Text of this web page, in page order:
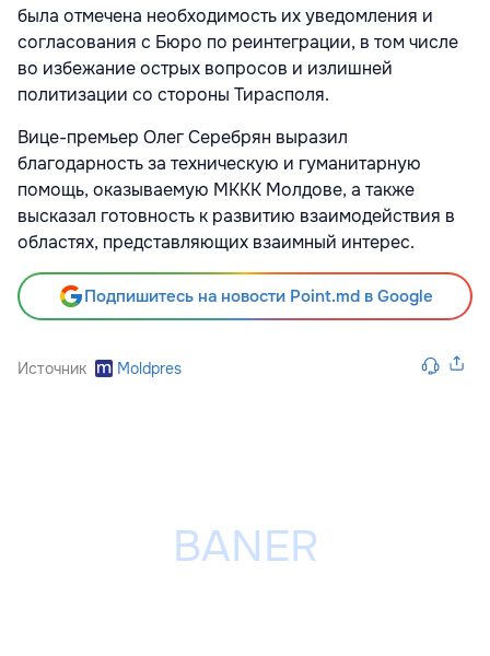
была отмечена необходимость их уведомления и
согласования с Бюро по реинтеграции, в том числе
во избежание острых вопросов и излишней
политизации со стороны Тирасполя.
Вице-премьер Олег Серебрян выразил
благодарность за техническую и гуманитарную
помощь, оказываемую МККК Молдове, а также
высказал готовность к развитию взаимодействия в
областях, представляющих взаимный интерес.
Подпишитесь на новости Point.md в Google
Источник Moldpres